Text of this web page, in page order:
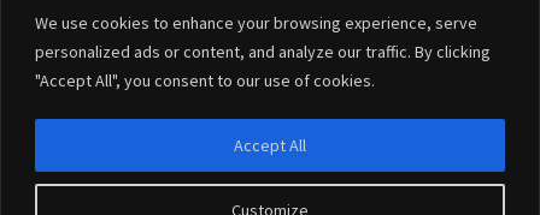
We use cookies to enhance your browsing experience, serve
personalized ads or content, and analyze our traffic. By clicking
"Accept All", you consent to our use of cookies.
Customize
Accept All
LinkedIn